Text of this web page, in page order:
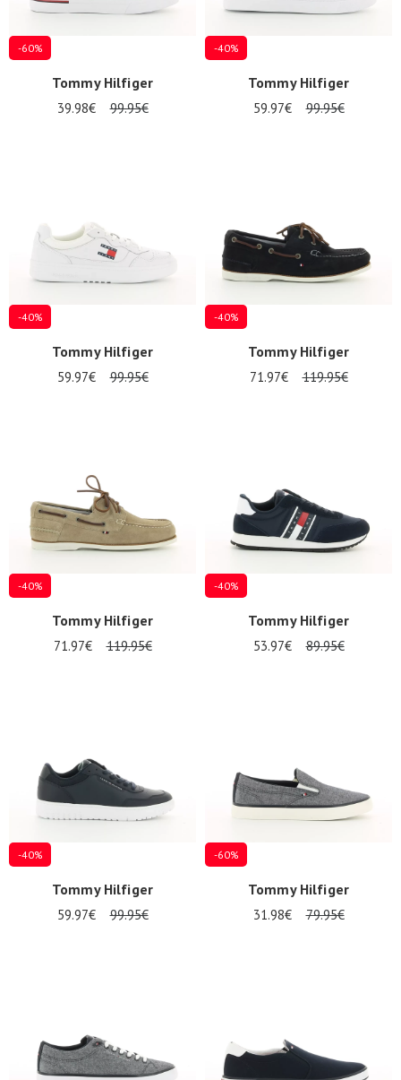
-60%
Tommy Hilfiger
39.98€ 99.95€
-40%
Tommy Hilfiger
59.97€ 99.95€
-40%
Tommy Hilfiger
59.97€ 99.95€
-40%
Tommy Hilfiger
71.97€ 119.95€
-40%
Tommy Hilfiger
71.97€ 119.95€
-40%
Tommy Hilfiger
53.97€ 89.95€
-40%
Tommy Hilfiger
59.97€ 99.95€
-60%
Tommy Hilfiger
31.98€ 79.95€